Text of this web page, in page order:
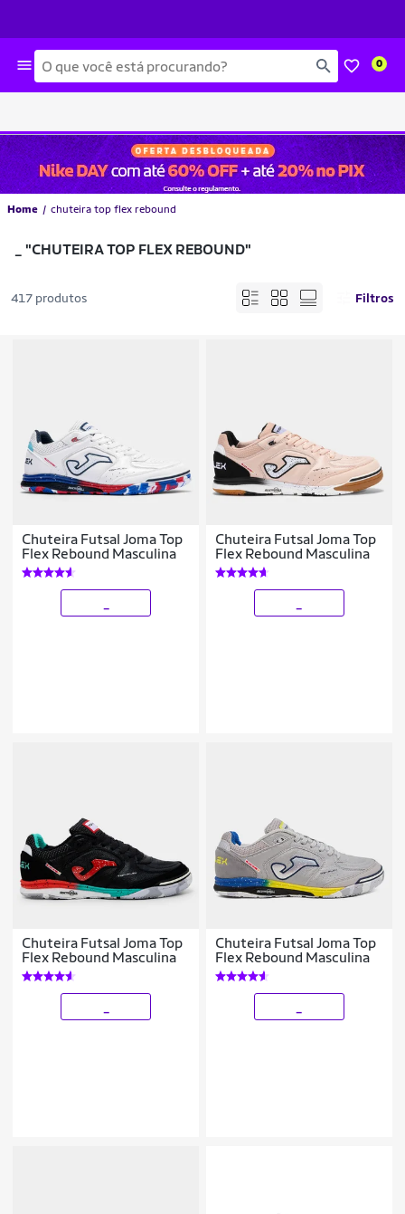
Busca 0
Home chuteira top flex rebound
"CHUTEIRA TOP FLEX REBOUND"
417 produtos Filtros
Chuteira Futsal Joma Top
Flex Rebound Masculina
Chuteira Futsal Joma Top
Flex Rebound Masculina
Chuteira Futsal Joma Top
Flex Rebound Masculina
Chuteira Futsal Joma Top
Flex Rebound Masculina